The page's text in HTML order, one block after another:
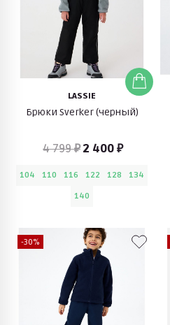
LASSIE
Брюки Sverker (черный)
4 799 ₽ 2 400 ₽
104 110 116 122 128
134
140
-30%